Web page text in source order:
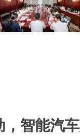
智能汽